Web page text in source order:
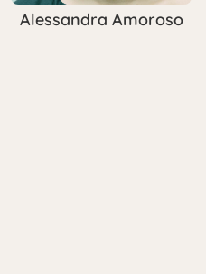
Alessandra Amoroso